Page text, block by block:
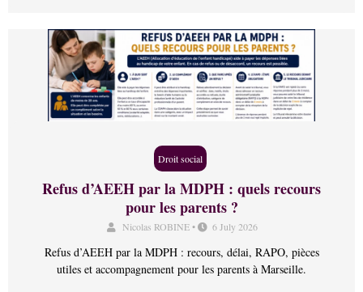
Droit social
Refus d’AEEH par la MDPH : quels recours
pour les parents ?
Nicolas ROBINE• 6 July 2026
Refus d’AEEH par la MDPH : recours, délai, RAPO, pièces
utiles et accompagnement pour les parents à Marseille.